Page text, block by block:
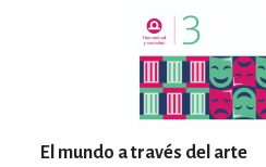
El mundo a través del arte